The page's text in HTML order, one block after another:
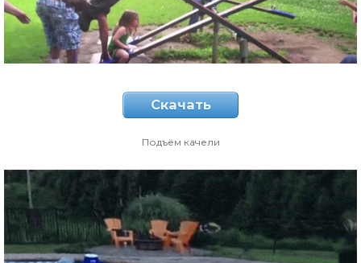
Скачать
Подъём качели